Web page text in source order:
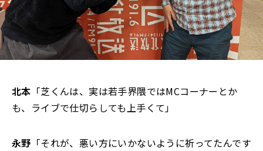
北本 「芝くんは、実は若手界隈ではMCコーナーとか
も、ライブで仕切らしても上手くて」
永野 「それが、悪い方にいかないように祈ってたんです